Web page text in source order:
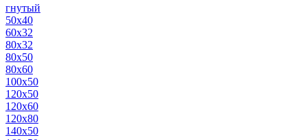
гнутый
50х40
60х32
80х32
80х50
80х60
100х50
120х50
120х60
120х80
140х50